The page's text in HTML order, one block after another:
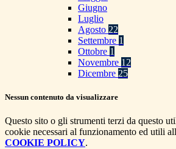
Giugno
Luglio
Agosto 22
Settembre 1
Ottobre 1
Novembre 12
Dicembre 25
Nessun contenuto da visualizzare
Questo sito o gli strumenti terzi da questo
cookie necessari al funzionamento ed utili
COOKIE POLICY.